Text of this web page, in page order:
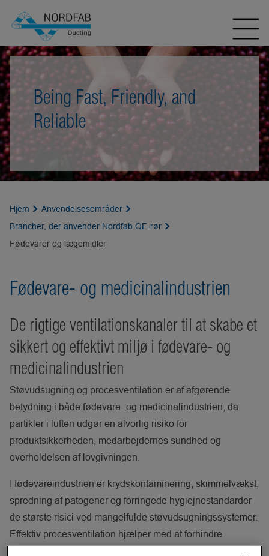
Being Fast, Friendly, and
Reliable
Hjem
Anvendelsesområder
Brancher, der anvender Nordfab QF-rør
Fødevarer og lægemidler
Fødevare- og medicinalindustrien
De rigtige ventilationskanaler til at skabe et
sikkert og effektivt miljø i fødevare- og
medicinalindustrien
Støvudsugning og procesventilation er af afgørende
betydning i både fødevare- og medicinalindustrien, da
partikler i luften udgør en alvorlig risiko for
produktsikkerheden, medarbejdernes sundhed og
overholdelsen af lovgivningen.
I fødevareindustrien er krydskontaminering, skimmelvækst,
spredning af patogener og forringede hygiejnestandarder
de største risici ved mangelfulde støvudsugningssystemer.
Effektiv procesventilation hjælper med at forhindre